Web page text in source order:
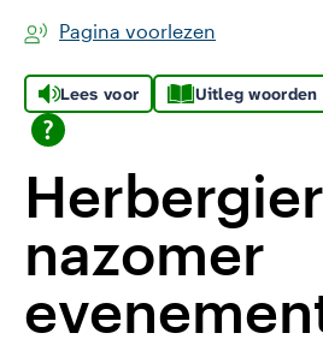
Pagina voorlezen
Lees voor Uitleg woorden
Herbergier
nazomer